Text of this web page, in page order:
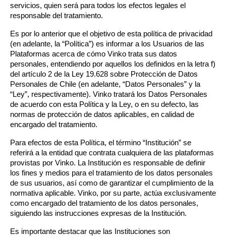
servicios, quien será para todos los efectos legales el
responsable del tratamiento.
Es por lo anterior que el objetivo de esta política de privacidad
(en adelante, la “Política”) es informar a los Usuarios de las
Plataformas acerca de cómo Vinko trata sus datos
personales, entendiendo por aquellos los definidos en la letra f)
del artículo 2 de la Ley 19.628 sobre Protección de Datos
Personales de Chile (en adelante, “Datos Personales” y la
“Ley”, respectivamente). Vinko tratará los Datos Personales
de acuerdo con esta Política y la Ley, o en su defecto, las
normas de protección de datos aplicables, en calidad de
encargado del tratamiento.
Para efectos de esta Política, el término “Institución” se
referirá a la entidad que contrata cualquiera de las plataformas
provistas por Vinko. La Institución es responsable de definir
los fines y medios para el tratamiento de los datos personales
de sus usuarios, así como de garantizar el cumplimiento de la
normativa aplicable. Vinko, por su parte, actúa exclusivamente
como encargado del tratamiento de los datos personales,
siguiendo las instrucciones expresas de la Institución.
Es importante destacar que las Instituciones son